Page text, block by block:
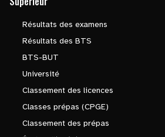
Résultats des examens
Résultats des BTS
BTS-BUT
Université
Classement des licences
Classes prépas (CPGE)
Classement des prépas